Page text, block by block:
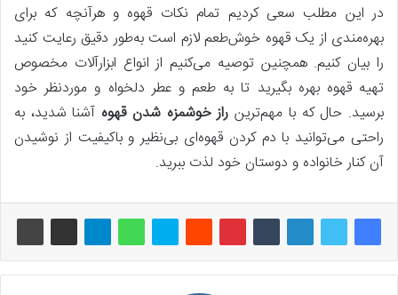
در این مطلب سعی کردیم تمام نکات قهوه و هرآنچه که برای
بهره‌مندی از یک قهوه خوش‌طعم لازم است به‌طور دقیق رعایت کنید
را بیان کنیم. همچنین توصیه می‌کنیم از انواع ابزارآلات مخصوص
تهیه قهوه بهره بگیرید تا به طعم و عطر دلخواه و موردنظر خود
برسید. حال که با مهم‌ترین راز خوشمزه شدن قهوه آشنا شدید، به
راحتی می‌توانید با دم کردن قهوه‌ای بی‌نظیر و باکیفیت از نوشیدن
آن کنار خانواده و دوستان خود لذت ببرید.